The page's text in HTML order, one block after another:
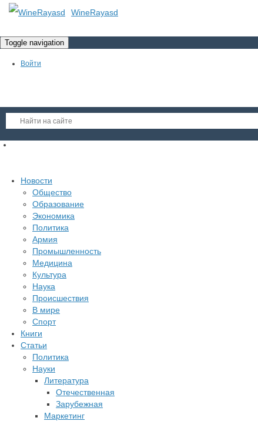
WineRayasd
Toggle navigation
Войти
Войти
Регистрация
Новости
Общество
Образование
Экономика
Политика
Армия
Промышленность
Медицина
Культура
Наука
Происшествия
В мире
Спорт
Книги
Статьи
Политика
Науки
Литература
Отечественная
Зарубежная
Маркетинг